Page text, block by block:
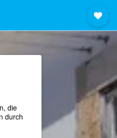
die
durch